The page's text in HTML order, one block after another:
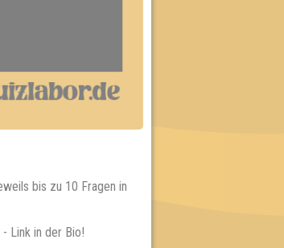
bis zu 10 Fragen in
Link in der Bio!